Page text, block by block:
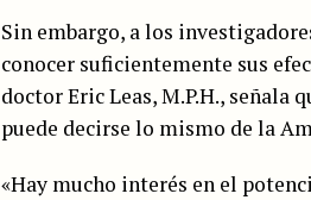
Sin embargo, a los
conocer suficientemente sus
doctor Eric Leas, M.P.H.,
puede decirse lo mismo de la
«Hay mucho interés en el